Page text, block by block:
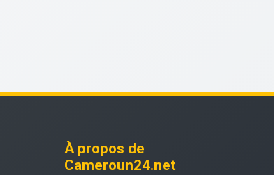
À propos de
Cameroun24.net